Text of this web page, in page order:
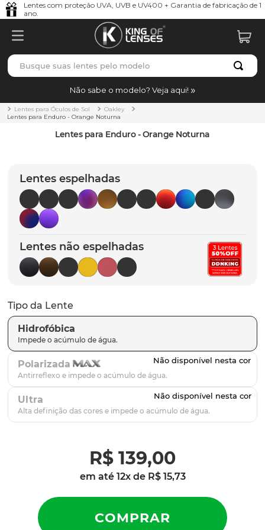
Lentes com proteção UVA, UVB e UV400 + Garantia de fabricação de 1
ano.
Busque suas lentes pelo modelo
Não sabe o modelo? Veja aqui!
Lentes para Óculos de Sol
Oakley
Lentes para Enduro - Orange Noturna
Lentes para Enduro - Orange Noturna
Lentes espelhadas
Lentes não espelhadas
Tipo da Lente
Hidrofóbica
Polarizada
Ultra
R$ 139,00
em até 12x de R$ 15,73
TERMOS MAIS BUSCADOS
1º borrachas
holbrook
5º chaves
6º t-shock
7º gasket
8º parafusos
9º latch